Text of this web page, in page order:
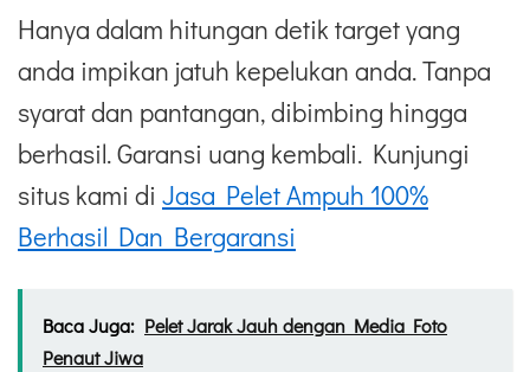
Hanya dalam hitungan detik target yang
anda impikan jatuh kepelukan anda. Tanpa
syarat dan pantangan, dibimbing hingga
berhasil. Garansi uang kembali. Kunjungi
situs kami di Jasa Pelet Ampuh 100%
Berhasil Dan Bergaransi
Baca Juga: Pelet Jarak Jauh dengan Media Foto
Penaut Jiwa